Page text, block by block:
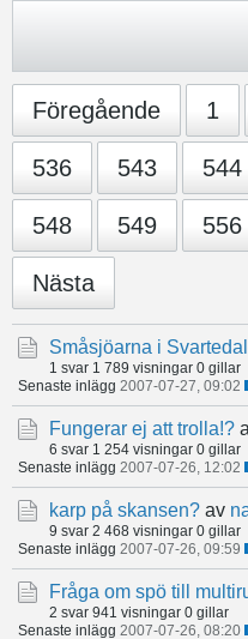
Föregående 1
536 543 544
548 549 556
Nästa
Småsjöarna i
1 svar 1 789 visningar 0 gillar
Senaste inlägg 2007-07-27, 09:02
Fungerar ej att trolla!?
6 svar 1 254 visningar 0 gillar
Senaste inlägg 2007-07-26, 12:02
karp på skansen? av
9 svar 2 468 visningar 0 gillar
Senaste inlägg 2007-07-26, 09:59
Fråga om spö till
2 svar 941 visningar 0 gillar
Senaste inlägg 2007-07-26, 08:20